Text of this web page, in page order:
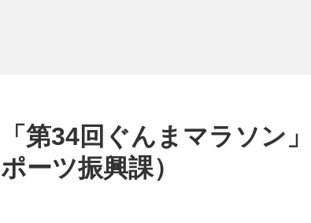
「第34回ぐんまマラソン
ポーツ振興課）